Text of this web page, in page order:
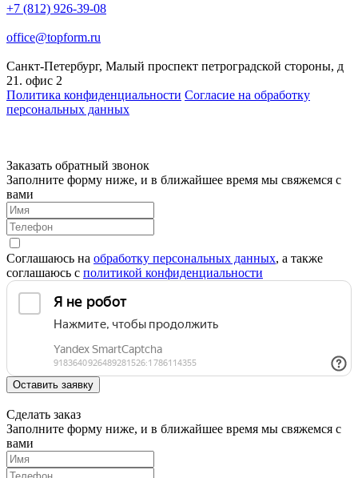
+7 (812) 926-39-08
office@topform.ru
Санкт-Петербург, Малый проспект петроградской стороны, д
21. офис 2
Политика конфиденциальности Согласие на обработку
персональных данных
Заказать обратный звонок
Заполните форму ниже, и в ближайшее время мы свяжемся с
вами
Соглашаюсь на обработку персональных данных, а также
соглашаюсь c политикой конфиденциальности
Оставить заявку
Сделать заказ
Заполните форму ниже, и в ближайшее время мы свяжемся с
вами